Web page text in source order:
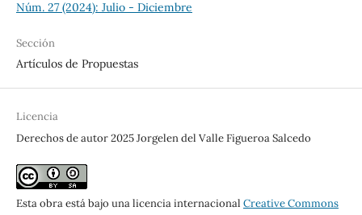
Núm. 27 (2024): Julio - Diciembre
Sección
Artículos de Propuestas
Licencia
Derechos de autor 2025 Jorgelen del Valle Figueroa Salcedo
Esta obra está bajo una licencia internacional Creative Commons